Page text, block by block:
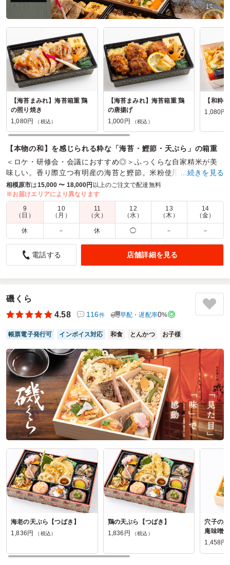
【海苔まみれ】海苔箱重 鶏
の照り焼き
1,080円
（税込）
【海苔まみれ】海苔箱重 鶏
の唐揚げ
1,000円
（税込）
【和粋
1,080円
【本物の和】を感じられる粋な「海苔・鰹節・天ぷら」の箱重
＜ロケ・研修会・会議におすすめ◎＞ふっくらな自家精米が美
味しい。香り際立つ有明産の海苔と鰹節。米粉使用の軽やかな
口当たり食感の天ぷら。一品一品のこだわりを一箱に。
商品数： 24 締切日時： 1日前16:00 価格帯： 880円～1,620円
配達時間：
8:30～18:00
ありがとうございます
4.0 株式会社アットサウンドカンパニー
時間通りの配送ありがとうございます
参加者の年齢：
和粋箱の口コミをもっと見る
…続きを見る
相模原市は15,000 〜 18,000円 以上のご注文で配達無料
※お届けエリアにより異なります
9
（日）
10
（月）
11
（火）
12
（水）
13
（木）
14
（金）
休 － 休 ◯ － －
電話する 店舗詳細を見る
磯くら
4.58
116件 早配・遅配率0%
帳票電子発行可 インボイス対応 和食 とんかつ お子様
海老の天ぷら【つばき】
1,836円
（税込）
鶏の天ぷら【つばき】
1,836円
（税込）
穴子の
庵味噌
1,458円